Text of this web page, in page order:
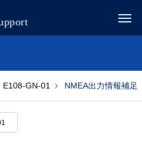
E108-GN-01 NMEA出力情報補足